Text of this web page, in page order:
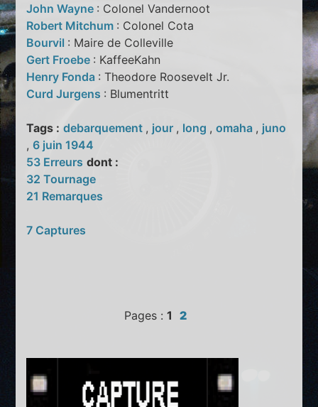
John Wayne : Colonel Vandernoot
Robert Mitchum : Colonel Cota
Bourvil : Maire de Colleville
Gert Froebe : KaffeeKahn
Henry Fonda : Theodore Roosevelt Jr.
Curd Jurgens : Blumentritt
Tags : debarquement , jour , long ,omaha , juno
,6 juin 1944
53 Erreurs dont :
32 Tournage
21 Remarques
7 Captures
Pages : 1 2